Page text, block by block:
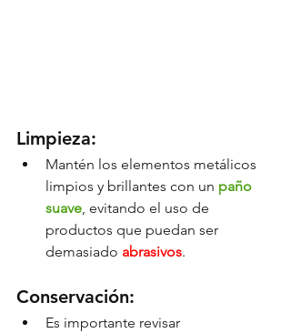
Limpieza:
Mantén los elementos metálicos
limpios y brillantes con un paño
suave, evitando el uso de
productos que puedan ser
demasiado abrasivos.
Conservación:
Es importante revisar